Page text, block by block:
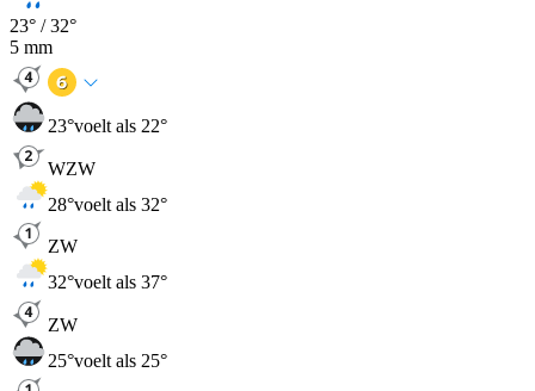
23° /32°
5 mm
23°voelt als 22°
WZW
28°voelt als 32°
ZW
32°voelt als 37°
ZW
25°voelt als 25°